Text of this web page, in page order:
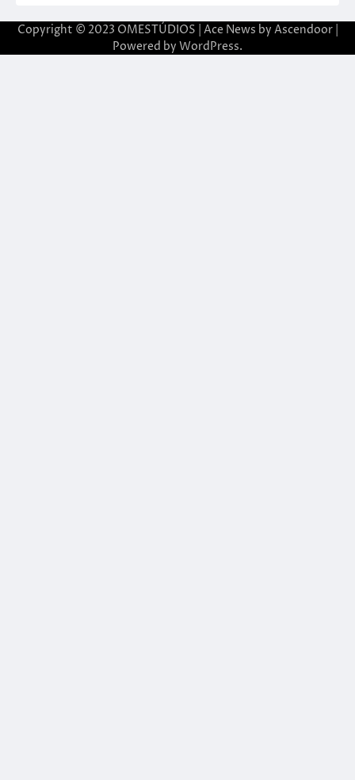
Copyright © 2023 OMESTÚDIOS | Ace News by Ascendoor|
Powered by WordPress.